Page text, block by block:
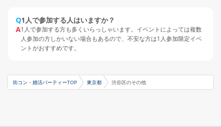
Q1人で参加する人はいますか？
A1人で参加する方も多くいらっしゃいます。イベントによっては複数
人参加の方しかいない場合もあるので、不安な方は1人参加限定イベ
ントがおすすめです。
街コン・婚活パーティーTOP 東京都 渋谷区のその他